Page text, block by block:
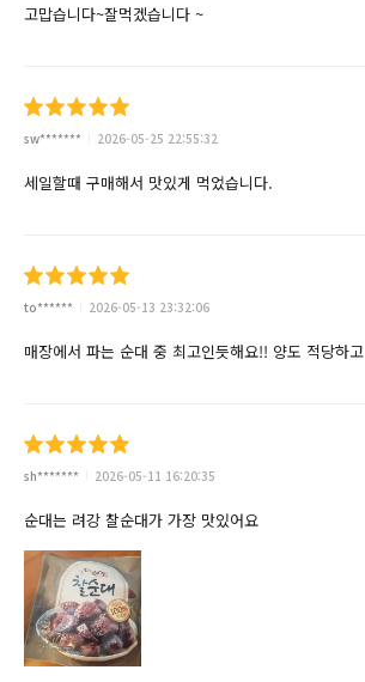
고맙습니다~잘먹겠습니다 ~
sw******* 2026-05-25 22:55:32
세일할때 구매해서 맛있게 먹었습니다.
to****** 2026-05-13 23:32:06
매장에서 파는 순대 중 최고인듯해요!! 양도 적당하고
sh******* 2026-05-11 16:20:35
순대는 려강 찰순대가 가장 맛있어요